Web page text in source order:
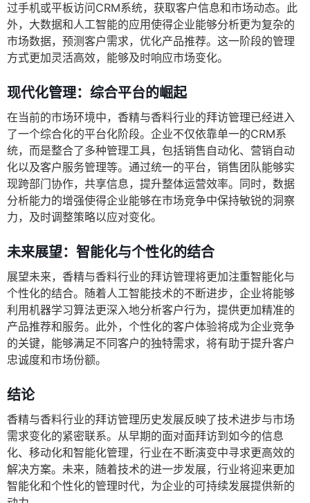
过手机或平板访问CRM系统，获取客户信息和市场动态。此
外，大数据和人工智能的应用使得企业能够分析更为复杂的
市场数据，预测客户需求，优化产品推荐。这一阶段的管理
方式更加灵活高效，能够及时响应市场变化。
现代化管理：综合平台的崛起
在当前的市场环境中，香精与香料行业的拜访管理已经进入
了一个综合化的平台化阶段。企业不仅依靠单一的CRM系
统，而是整合了多种管理工具，包括销售自动化、营销自动
化以及客户服务管理等。通过统一的平台，销售团队能够实
现跨部门协作，共享信息，提升整体运营效率。同时，数据
分析能力的增强使得企业能够在市场竞争中保持敏锐的洞察
力，及时调整策略以应对变化。
未来展望：智能化与个性化的结合
展望未来，香精与香料行业的拜访管理将更加注重智能化与
个性化的结合。随着人工智能技术的不断进步，企业将能够
利用机器学习算法更深入地分析客户行为，提供更加精准的
产品推荐和服务。此外，个性化的客户体验将成为企业竞争
的关键，能够满足不同客户的独特需求，将有助于提升客户
忠诚度和市场份额。
结论
香精与香料行业的拜访管理历史发展反映了技术进步与市场
需求变化的紧密联系。从早期的面对面拜访到如今的信息
化、移动化和智能化管理，行业在不断演变中寻求更高效的
解决方案。未来，随着技术的进一步发展，行业将迎来更加
智能化和个性化的管理时代，为企业的可持续发展提供新的